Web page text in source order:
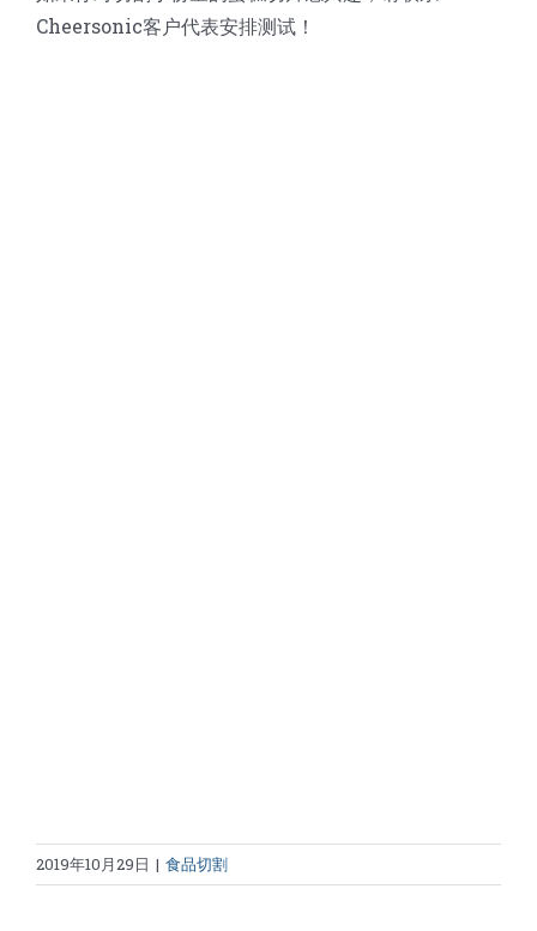
Cheersonic客户代表安排测试！
2019年10月29日 | 食品切割